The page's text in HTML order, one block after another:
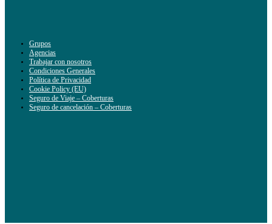
Grupos
Agencias
Trabajar con nosotros
Condiciones Generales
Política de Privacidad
Cookie Policy (EU)
Seguro de Viaje – Coberturas
Seguro de cancelación – Coberturas